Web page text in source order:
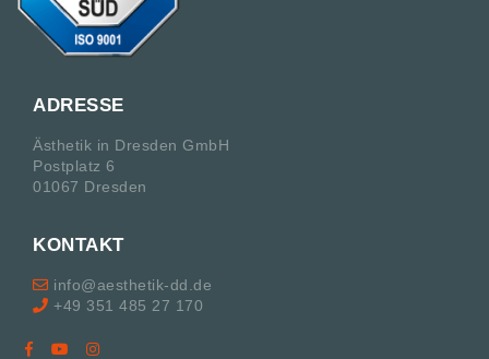
ADRESSE
Ästhetik in Dresden GmbH
Postplatz 6
01067 Dresden
KONTAKT
info@aesthetik-dd.de
+49 351 485 27 170